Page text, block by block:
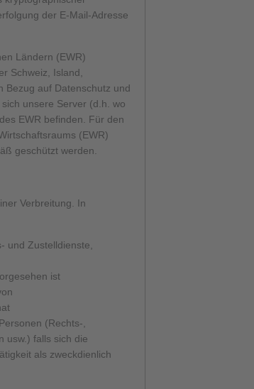
der E-Mail-Adresse
Ländern (EWR)
Schweiz, Island,
Bezug auf Datenschutz und
unsere Server (d.h. wo
EWR befinden. Für den
(EWR)
geschützt werden.
Verbreitung. In
und Zustelldienste,
ist
(Rechts-,
usw.) falls sich die
als zweckdienlich